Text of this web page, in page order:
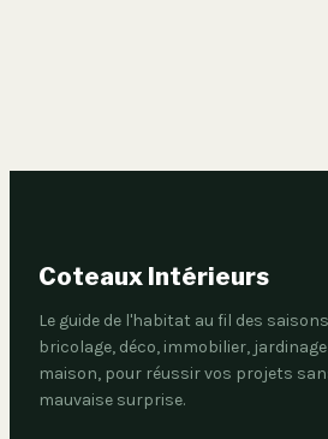
Coteaux Intérieurs
Le guide de l'habitat au fil des
bricolage, déco, immobilier,
maison, pour réussir vos projets
mauvaise surprise.